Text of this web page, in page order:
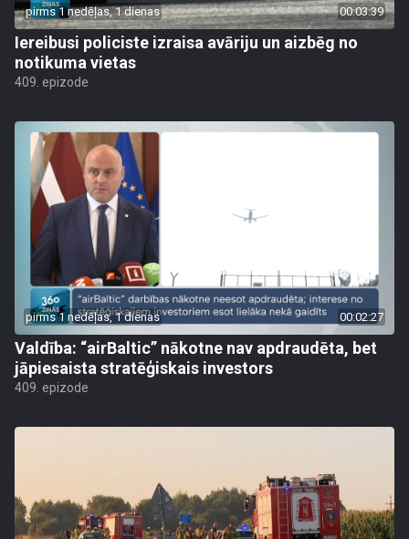
pirms 1 nedēļas, 1 dienas 00:03:39
Iereibusi policiste izraisa avāriju un aizbēg no
notikuma vietas
409. epizode
pirms 1 nedēļas, 1 dienas 00:02:27
Valdība: “airBaltic” nākotne nav apdraudēta, bet
jāpiesaista stratēģiskais investors
409. epizode